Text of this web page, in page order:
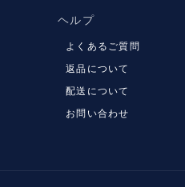
ヘルプ
よくあるご質問
返品について
配送について
お問い合わせ